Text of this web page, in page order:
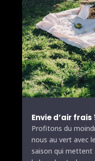
Envie d’air frais
Profitons du
nous au vert avec
saison qui mettent